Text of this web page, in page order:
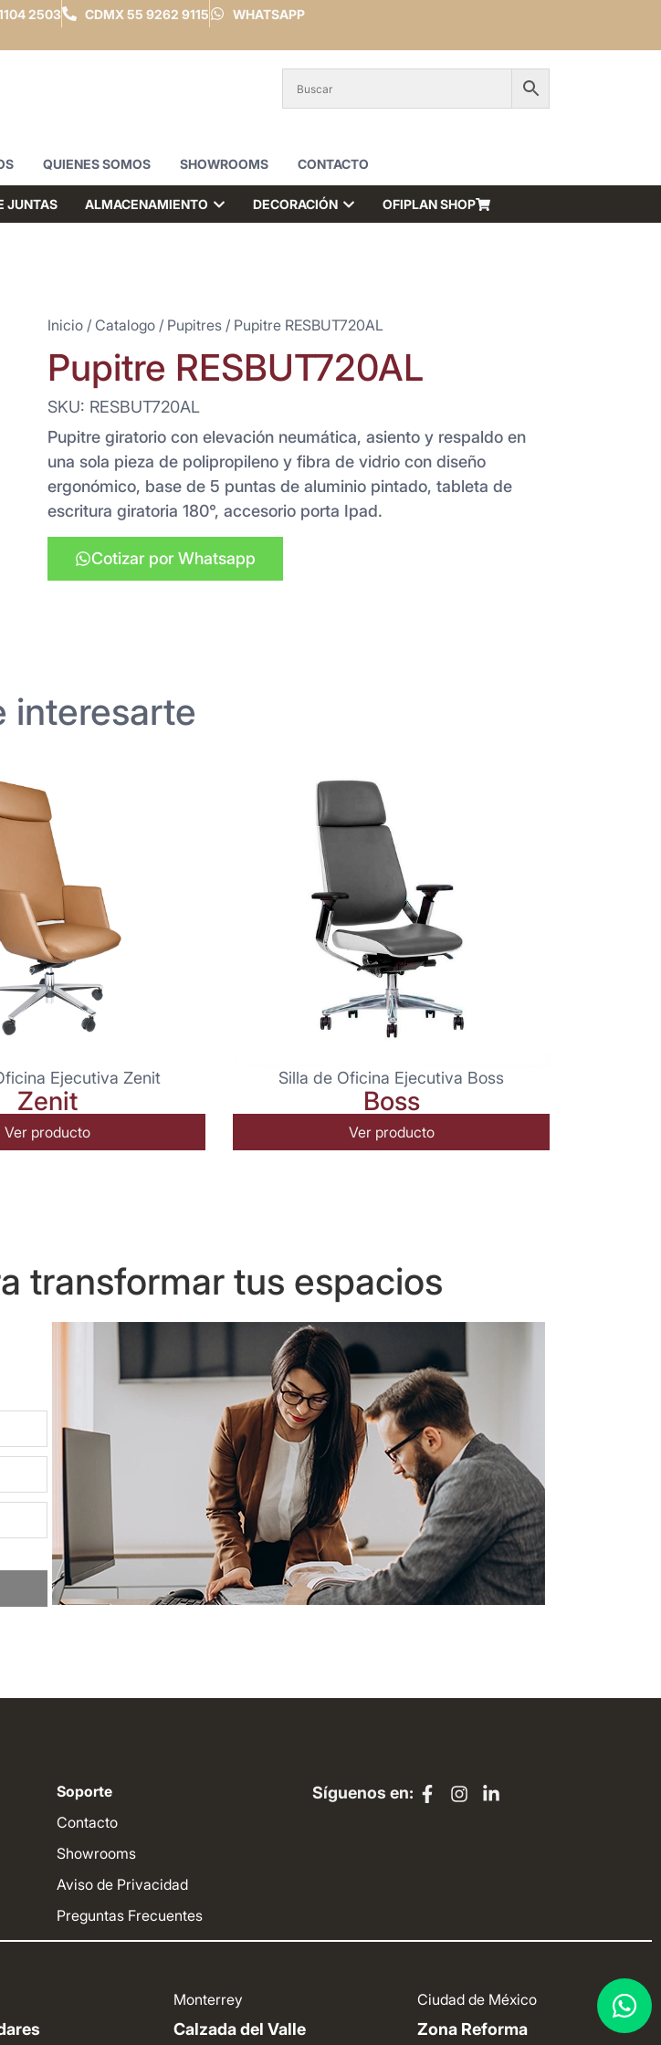
2503 CDMX 55 9262 9115 WHATSAPP
QUIENES SOMOS SHOWROOMS CONTACTO
JUNTAS ALMACENAMIENTO DECORACIÓN OFIPLAN SHOP
Inicio / Catalogo / Pupitres / Pupitre RESBUT720AL
Pupitre RESBUT720AL
SKU: RESBUT720AL
Pupitre giratorio con elevación neumática, asiento y respaldo en
una sola pieza de polipropileno y fibra de vidrio con diseño
ergonómico, base de 5 puntas de aluminio pintado, tableta de
escritura giratoria 180°, accesorio porta Ipad.
Cotizar por Whatsapp
interesarte
Ejecutiva Zenit
Zenit
Ver producto
Silla de Oficina Ejecutiva Boss
Boss
Ver producto
transformar tus espacios
Soporte
Contacto
Showrooms
Aviso de Privacidad
Preguntas Frecuentes
Síguenos en:
Monterrey
Calzada del Valle
Ciudad de México
Zona Reforma